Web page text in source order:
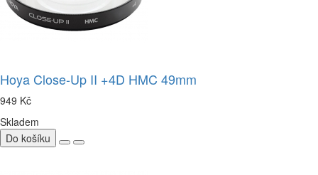
Hoya Close-Up II +4D HMC 49mm
949 Kč
Skladem
Do košíku